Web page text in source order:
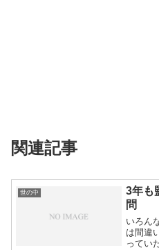
関連記事
世の中
3年も
問
いろん
は間違
ってい